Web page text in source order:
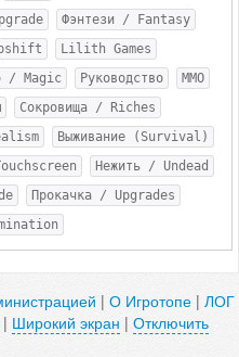
Фэнтези / Fantasy
Lilith Games
/ Magic Руководство
MMO
Сокровища / Riches
Выживание (Survival)
Нежить / Undead
Прокачка / Upgrades
| О Игротопе | ЛОГ
| Широкий экран | Отключить